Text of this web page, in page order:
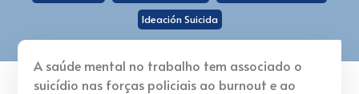
Ideación Suicida
A saúde mental no trabalho tem associado o
suicídio nas forças policiais ao burnout e ao